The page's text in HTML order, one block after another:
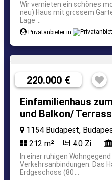
Wir vernieten ein schönes
neu) Haus mit grossem
Lage ...
Privatanbieter in
220.000 €
Einfamilienhaus
und Balkon/
1154 Budapest,
212 m² 4.0 Zi
In einer ruhigen
Verkehrsanbindungen. Das
Erdgeschoss (80 ...